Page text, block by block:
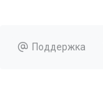
Поддержка